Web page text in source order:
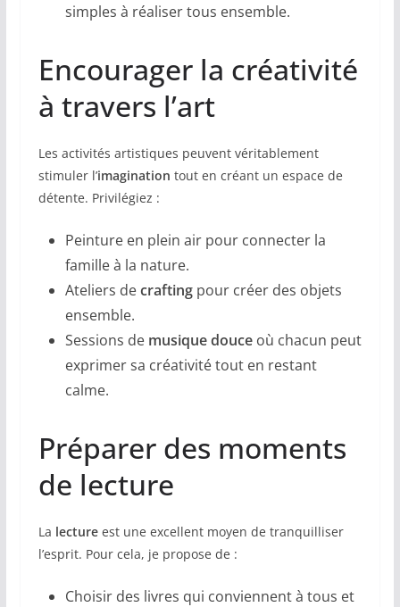
simples à réaliser tous ensemble.
Encourager la créativité
à travers l’art
Les activités artistiques peuvent véritablement
stimuler l’imagination tout en créant un espace de
détente. Privilégiez :
Peinture en plein air pour connecter la
famille à la nature.
Ateliers decraftingpour créer des objets
ensemble.
Sessions de musique douceoù chacun peut
exprimer sa créativité tout en restant
calme.
Préparer des moments
de lecture
La lectureest une excellent moyen de tranquilliser
l’esprit. Pour cela, je propose de :
Choisir des livres qui conviennent à tous et